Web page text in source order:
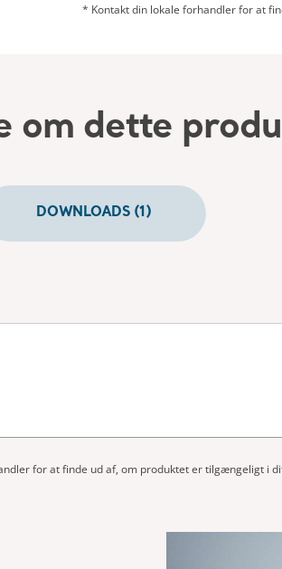
* Kontakt din lokale forhandler for at
om dette
DOWNLOADS (1)
for at finde ud af, om produktet er tilgængeligt i